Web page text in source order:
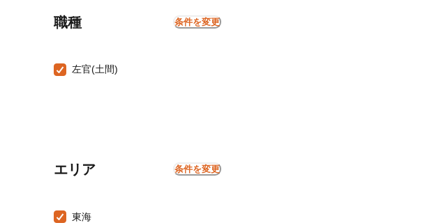
職種 条件を変更
左官(土間)
エリア 条件を変更
東海